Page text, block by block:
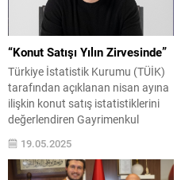
katılımıyla, ekolojik ve
sürdürülebilir tasarım konusunda
farkındalık yarattı. Etkinlikte iki
gün boyunca iki farklı sahne yer
aldı. Ana sahnede, Akdeniz’e
komşu ülkelerden...
“Konut Satışı Yılın Zirvesinde”
Türkiye İstatistik Kurumu (TÜİK)
tarafından açıklanan nisan ayına
ilişkin konut satış istatistiklerini
değerlendiren Gayrimenkul
Girişimcisi ve Mars Gayrimenkul
Yönetim Kurulu Başkanı Hakan
Bucak, konut satışında ivmenin
19.05.2025